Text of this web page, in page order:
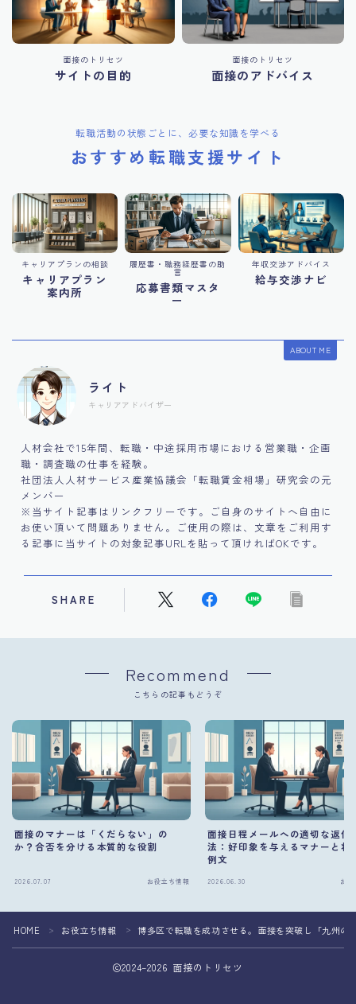
面接のトリセツ
サイトの目的
面接のトリセツ
面接のアドバイス
転職活動の状態ごとに、必要な知識を学べる
おすすめ転職支援サイト
キャリアプランの相談
キャリアプラン
案内所
履歴書・職務経歴書の助
言
応募書類マスタ
ー
年収交渉アドバイス
給与交渉ナビ
ABOUT ME
ライト
キャリアアドバイザー
人材会社で15年間、転職・中途採用市場における営業職・企画
職・調査職の仕事を経験。
社団法人人材サービス産業協議会「転職賃金相場」研究会の元
メンバー
※当サイト記事はリンクフリーです。ご自身のサイトへ自由に
お使い頂いて問題ありません。ご使用の際は、文章をご利用す
る記事に当サイトの対象記事URLを貼って頂ければOKです。
SHARE
Recommend
こちらの記事もどうぞ
面接のマナーは「くだらない」の
か？合否を分ける本質的な役割
2026.07.07 お役立ち情報
面接日程メールへの適切な返信
法：好印象を与えるマナーと状
例文
2026.06.30 お
HOME ＞ お役立ち情報 ＞ 博多区で転職を成功させる。面接を突破し「九州
2024–2026 面接のトリセツ